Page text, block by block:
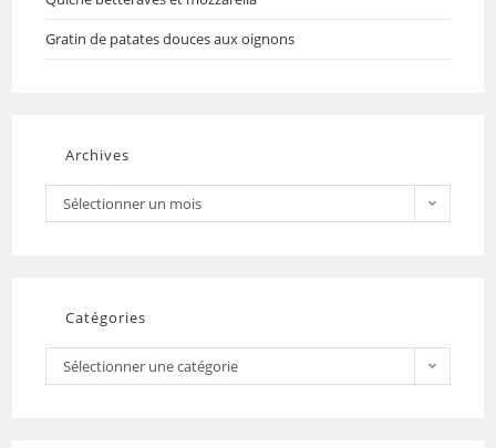
Gratin de patates douces aux oignons
Archives
Sélectionner un mois
Catégories
Sélectionner une catégorie